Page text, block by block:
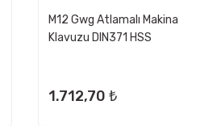
M12 Gwg Atlamalı Makina
Klavuzu DIN371 HSS
1.712,70 ₺